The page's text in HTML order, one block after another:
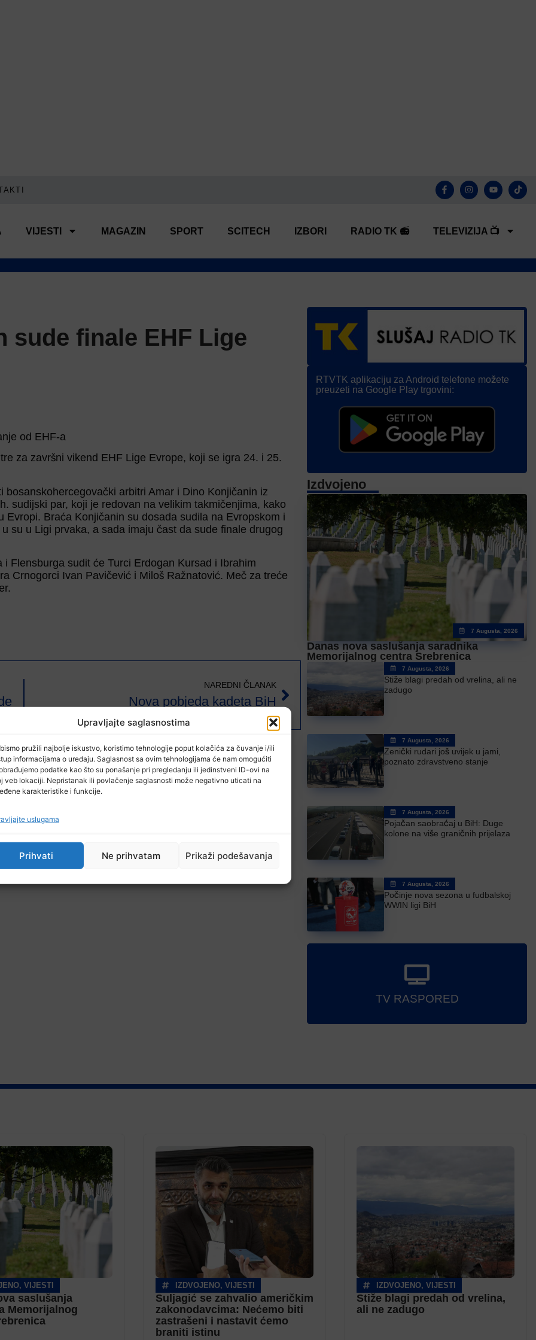
Upravljajte saglasnostima
pružili najbolje iskustvo, koristimo tehnologije poput kolačića za čuvanje i/ili
informacijama o uređaju. Saglasnost sa ovim tehnologijama će nam omogućiti
podatke kao što su ponašanje pri pregledanju ili jedinstveni ID-ovi na
veb lokaciji. Nepristanak ili povlačenje saglasnosti može negativno uticati na
karakteristike i funkcije.
uslugama
Prihvati Ne prihvatam Prikaži podešavanja
VIJESTI MAGAZIN SPORT SCITECH IZBORI RADIO TK 📻 TELEVIZIJA 📺
sude finale EHF Lige
od EHF-a
za završni vikend EHF Lige Evrope, koji se igra 24. i 25.
arbitri Amar i Dino Konjičanin iz
sudijski par, koji je redovan na velikim takmičenjima, kako
Braća Konjičanin su dosada sudila na Evropskom i
su u Ligi prvaka, a sada imaju čast da sude finale drugog
Flensburga sudit će Turci Erdogan Kursad i Ibrahim
Crnogorci Ivan Pavičević i Miloš Ražnatović. Meč za treće
NAREDNI ČLANAK
Nova pobjeda kadeta BiH
RTVTK aplikaciju za Android telefone možete
preuzeti na Google Play trgovini:
Izdvojeno
7 Augusta, 2026
Danas nova saslušanja saradnika
Memorijalnog centra Srebrenica
7 Augusta, 2026
Stiže blagi predah od vrelina, ali ne
zadugo
7 Augusta, 2026
Zenički rudari još uvijek u jami,
poznato zdravstveno stanje
7 Augusta, 2026
Pojačan saobraćaj u BiH: Duge
kolone na više graničnih prijelaza
7 Augusta, 2026
Počinje nova sezona u fudbalskoj
WWIN ligi BiH
TV RASPORED
, VIJESTI
saslušanja
Memorijalnog
IZDVOJENO, VIJESTI
Suljagić se zahvalio američkim
zakonodavcima: Nećemo biti
zastrašeni i nastavit ćemo
braniti istinu
IZDVOJENO, VIJESTI
Stiže blagi predah od vrelina,
ali ne zadugo